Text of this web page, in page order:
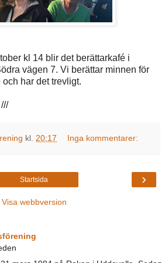
kl 14 blir det berättarkafé i
vägen 7. Vi berättar minnen för
har det trevligt.
kl. 20:17 Inga kommentarer:
›
Startsida
Visa webbversion